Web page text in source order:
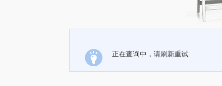
正在查询中，请刷新重试